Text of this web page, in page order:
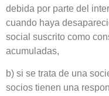
debida por parte del
cuando haya
social suscrito como
acumuladas,
b) si se trata de una
socios tienen una